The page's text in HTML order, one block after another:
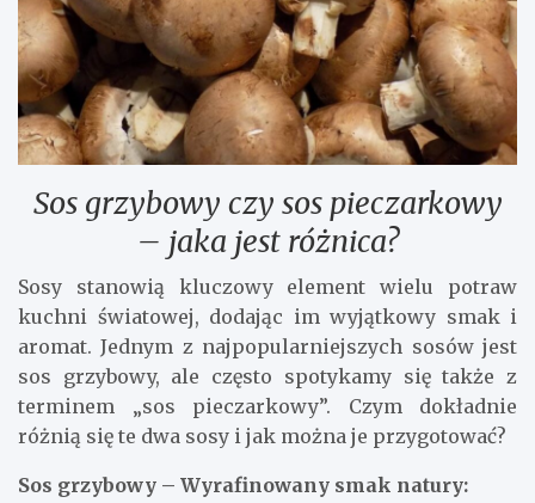
Sos grzybowy czy sos pieczarkowy
– jaka jest różnica?
Sosy stanowią kluczowy element wielu potraw
kuchni światowej, dodając im wyjątkowy smak i
aromat. Jednym z najpopularniejszych sosów jest
sos grzybowy, ale często spotykamy się także z
terminem „sos pieczarkowy”. Czym dokładnie
różnią się te dwa sosy i jak można je przygotować?
Sos grzybowy – Wyrafinowany smak natury: